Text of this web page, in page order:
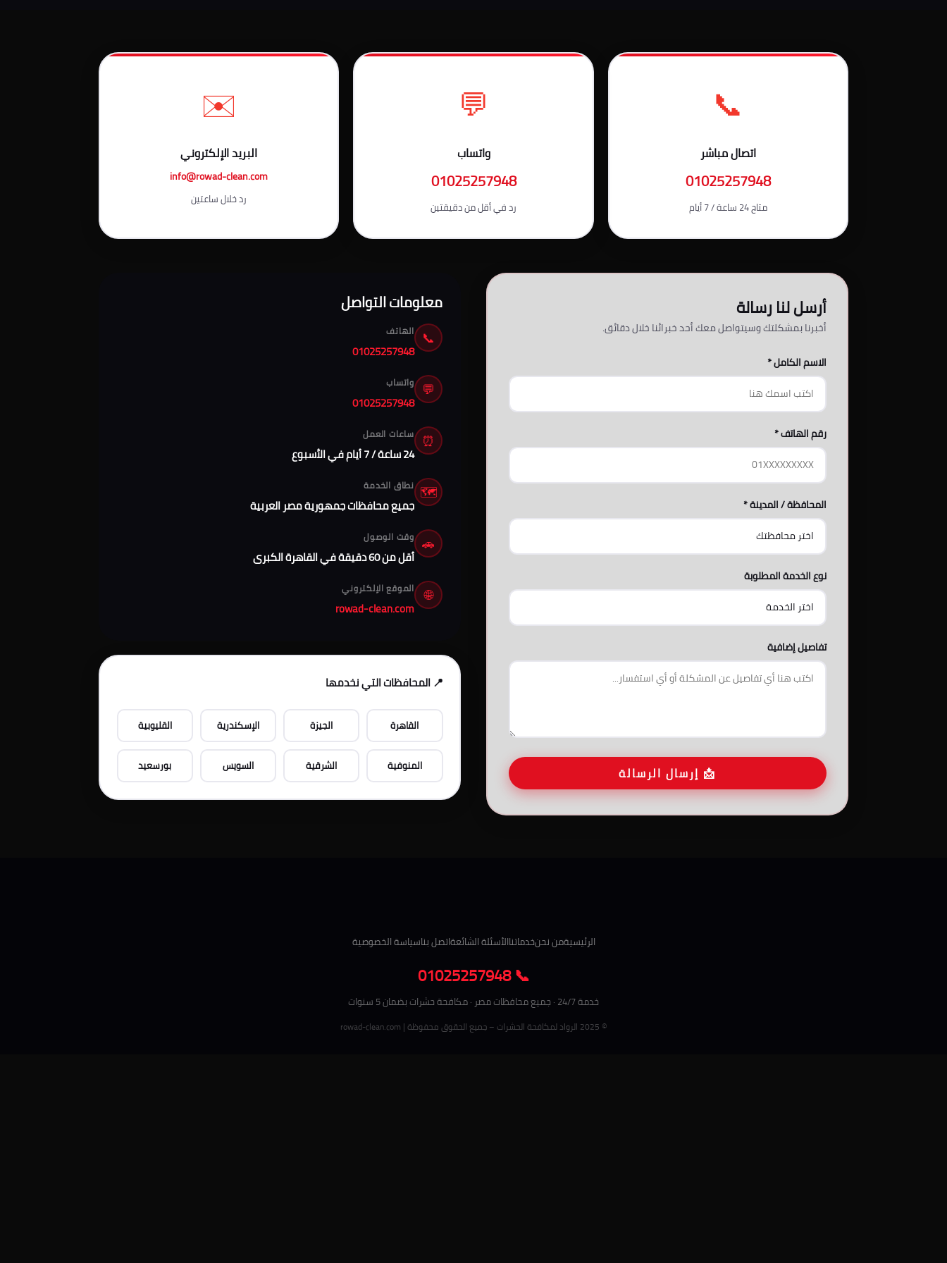
📞
اتصال مباشر
01025257948
متاح 24 ساعة / 7 أيام
💬
واتساب
01025257948
رد في أقل من دقيقتين
✉️
البريد الإلكتروني
info@rowad-clean.com
رد خلال ساعتين
أرسل لنا رسالة
أخبرنا بمشكلتك وسيتواصل معك أحد خبرائنا خلال دقائق.
الاسم الكامل *
رقم الهاتف *
المحافظة / المدينة *
نوع الخدمة المطلوبة
تفاصيل إضافية
📩 إرسال الرسالة
معلومات التواصل
📞 الهاتف
01025257948
💬 واتساب
01025257948
⏰ ساعات العمل
24 ساعة / 7 أيام في الأسبوع
🗺️ نطاق الخدمة
جميع محافظات جمهورية مصر العربية
🚗 وقت الوصول
أقل من 60 دقيقة في القاهرة الكبرى
🌐 الموقع الإلكتروني
rowad-clean.com
📍 المحافظات التي نخدمها
القاهرة الجيزة الإسكندرية القليوبية
المنوفية الشرقية السويس بورسعيد
الرئيسيةمن نحنخدماتناالأسئلة الشائعةاتصل بناسياسة الخصوصية
📞 01025257948
خدمة 24/7 · جميع محافظات مصر · مكافحة حشرات بضمان 5 سنوات
© 2025 الرواد لمكافحة الحشرات – جميع الحقوق محفوظة | rowad-clean.com